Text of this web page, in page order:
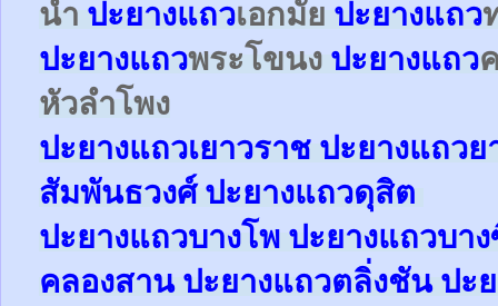
น้ำ ปะยางแถวเอกมัย ปะยางแถว
ปะยางแถวพระโขนง ปะยางแถว
หัวลำโพง
ปะยางแถวเยาวราช ปะยางแถวย
สัมพันธวงศ์ปะยางแถวดุสิต
ปะยางแถวบางโพ ปะยางแถวบา
คลองสาน ปะยางแถวตลิ่งชัน ปะ